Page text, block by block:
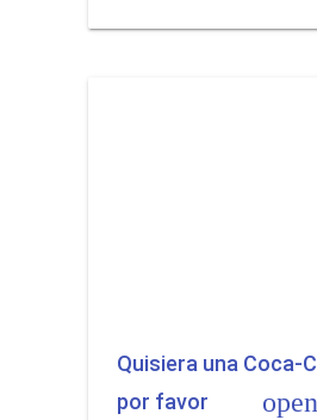
Quisiera una Coca-
por favor